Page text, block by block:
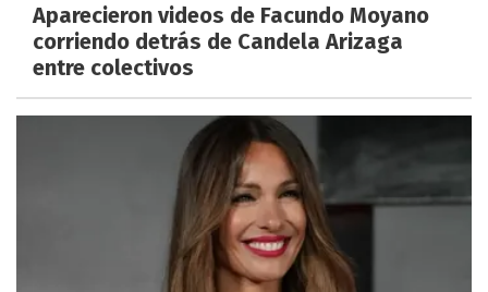
Aparecieron videos de Facundo Moyano
corriendo detrás de Candela Arizaga
entre colectivos